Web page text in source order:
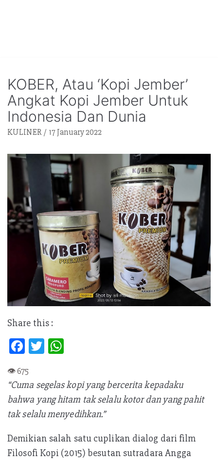
KOBER, Atau ‘Kopi Jember’
Angkat Kopi Jember Untuk
Indonesia Dan Dunia
KULINER 17 January 2022
Share this :
Fa
b
oo
k
T
itt
er
at
s
A
p
p
“Cuma segelas kopi yang bercerita kepadaku
bahwa yang hitam tak selalu kotor dan yang pahit
tak selalu menyedihkan.”
Demikian salah satu cuplikan dialog dari film
Filosofi Kopi (2015) besutan sutradara Angga